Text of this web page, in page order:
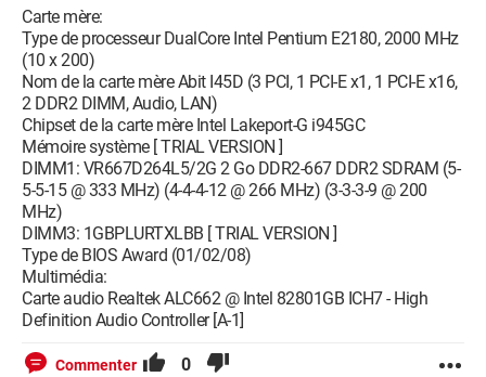
Carte mère:
Type de processeur DualCore Intel Pentium E2180, 2000 MHz
(10 x 200)
Nom de la carte mère Abit I45D (3 PCI, 1 PCI-E x1, 1 PCI-E x16,
2 DDR2 DIMM, Audio, LAN)
Chipset de la carte mère Intel Lakeport-G i945GC
Mémoire système [ TRIAL VERSION ]
DIMM1: VR667D264L5/2G 2 Go DDR2-667 DDR2 SDRAM (5-
5-5-15 @ 333 MHz) (4-4-4-12 @ 266 MHz) (3-3-3-9 @ 200
MHz)
DIMM3: 1GBPLURTXLBB [ TRIAL VERSION ]
Type de BIOS Award (01/02/08)
Multimédia:
Carte audio Realtek ALC662 @ Intel 82801GB ICH7 - High
Definition Audio Controller [A-1]
Commenter 0